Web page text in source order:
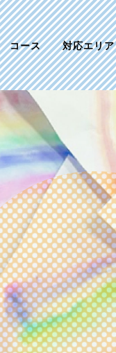
コース 対応エリア